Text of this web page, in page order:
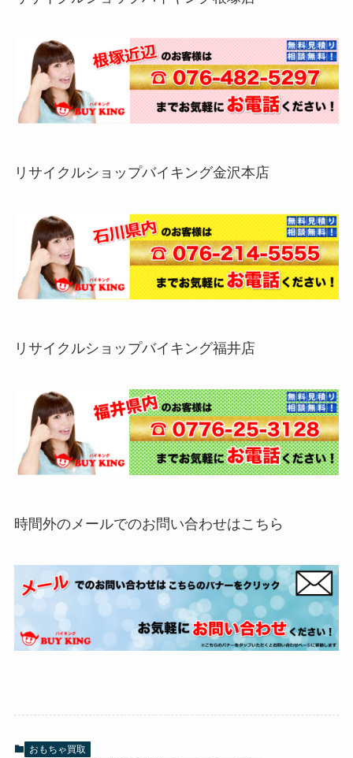
リサイクルショップバイキング金沢本店
リサイクルショップバイキング福井店
時間外のメールでのお問い合わせはこちら
おもちゃ買取